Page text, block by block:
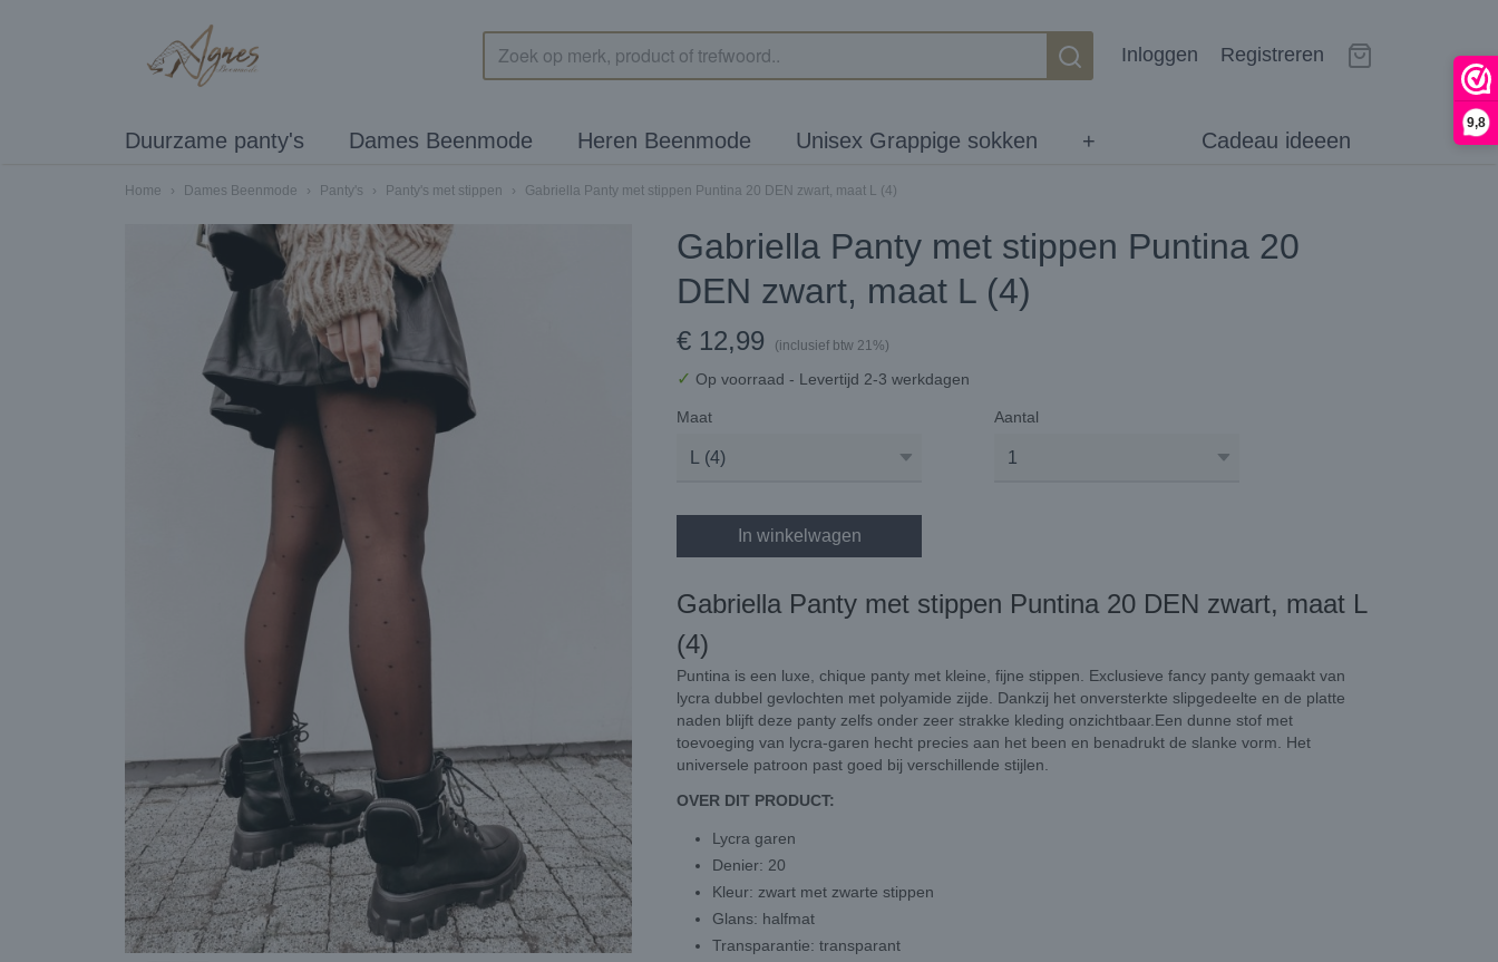
9,8
Inloggen Registreren
Cadeau ideeen
Duurzame panty's Dames Beenmode Heren Beenmode Unisex Grappige sokken +
Home › Dames Beenmode › Panty's › Panty's met stippen › Gabriella Panty met stippen Puntina 20 DEN zwart, maat L (4)
Gabriella Panty met stippen Puntina 20
DEN zwart, maat L (4)
€ 12,99 (inclusief btw 21%)
✓ Op voorraad - Levertijd 2-3 werkdagen
Maat Aantal
In winkelwagen
Gabriella Panty met stippen Puntina 20 DEN zwart, maat L
(4)
Puntina is een luxe, chique panty met kleine, fijne stippen. Exclusieve fancy panty gemaakt van
lycra dubbel gevlochten met polyamide zijde. Dankzij het onversterkte slipgedeelte en de platte
naden blijft deze panty zelfs onder zeer strakke kleding onzichtbaar.Een dunne stof met
toevoeging van lycra-garen hecht precies aan het been en benadrukt de slanke vorm. Het
universele patroon past goed bij verschillende stijlen.
OVER DIT PRODUCT:
Lycra garen
Denier: 20
Kleur: zwart met zwarte stippen
Glans: halfmat
Transparantie: transparant